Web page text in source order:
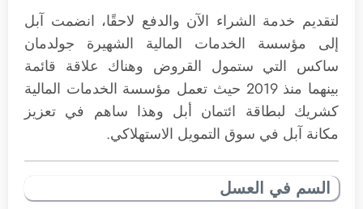
لتقديم خدمة الشراء الآن والدفع لاحقًا، انضمت آبل
إلى مؤسسة الخدمات المالية الشهيرة جولدمان
ساكس التي ستمول القروض وهناك علاقة قائمة
بينهما منذ 2019 حيث تعمل مؤسسة الخدمات المالية
كشريك لبطاقة ائتمان أبل وهذا ساهم في تعزيز
مكانة آبل في سوق التمويل الاستهلاكي.
السم في العسل